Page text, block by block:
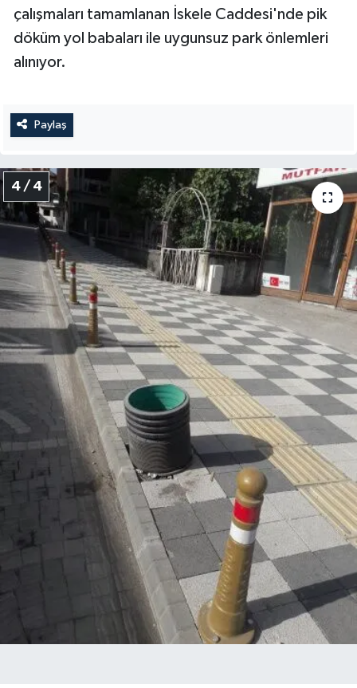
çalışmaları tamamlanan İskele Caddesi'nde pik
döküm yol babaları ile uygunsuz park önlemleri
alınıyor.
Paylaş
4 / 4